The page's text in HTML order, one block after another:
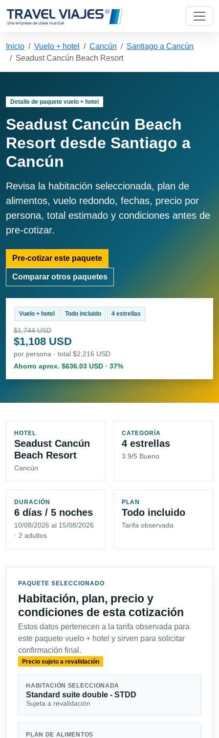
Inicio Vuelo + hotel Cancún
Santiago a Cancún
Seadust Cancún Beach Resort
Detalle de paquete vuelo + hotel
Seadust Cancún Beach
Resort desde Santiago a
Cancún
Revisa la habitación seleccionada, plan de
alimentos, vuelo redondo, fechas, precio por
persona, total estimado y condiciones antes de
pre-cotizar.
Pre-cotizar este paquete
Comparar otros paquetes
Vuelo + hotel Todo incluido 4 estrellas
$1,744 USD
$1,108 USD
por persona · total $2,216 USD
Ahorro aprox. $636.03 USD · 37%
HOTEL
Seadust Cancún
Beach Resort
Cancún
CATEGORÍA
4 estrellas
3.9/5 Bueno
DURACIÓN
6 días / 5 noches
10/08/2026 al 15/08/2026
· 2 adultos
PLAN
Todo incluido
Tarifa observada
PAQUETE SELECCIONADO
Habitación, plan, precio y
condiciones de esta cotización
Estos datos pertenecen a la tarifa observada para
este paquete vuelo + hotel y sirven para solicitar
confirmación final.
Precio sujeto a revalidación
HABITACIÓN SELECCIONADA
Standard suite double - STDD
Sujeta a revalidación
PLAN DE ALIMENTOS